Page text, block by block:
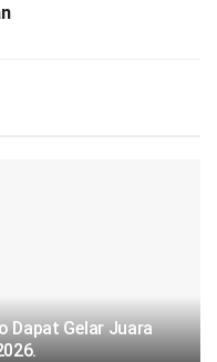
Dapat Gelar Juara